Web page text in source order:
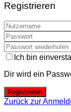
Registrieren
Ich bin
Dir wird ein
Registrieren
Zurück zur